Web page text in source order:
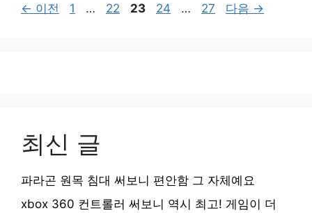
← 이전
페
1 …
페
22
페
23
페
24 …
페
27 다음 →
최신 글
파라곤 원목 침대 써보니 편안함 그 자체예요
xbox 360 컨트롤러 써보니 역시 최고! 게임이 더